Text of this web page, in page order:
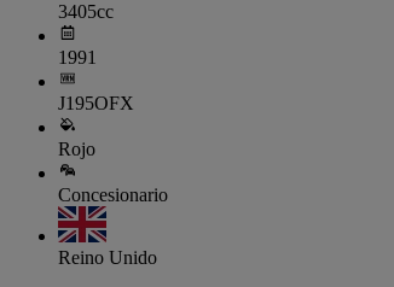
3405cc
1991
J195OFX
Rojo
Concesionario
Reino Unido